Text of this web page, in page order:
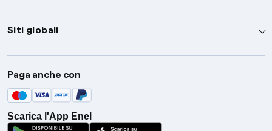
Siti globali
Enel Group
Enel Green Power
Global Trading
Global Procurement
Paga anche con
Scarica l'App Enel